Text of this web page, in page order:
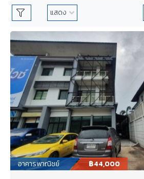
อาคารพาณิชย์ ฿44,000